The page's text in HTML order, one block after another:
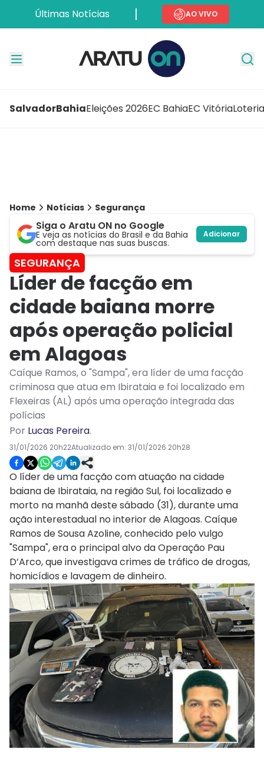
Últimas Notícias AO VIVO
SalvadorBahiaEleições 2026EC BahiaEC Vitória
Home Notícias Segurança
Siga o Aratu ON no Google
E veja as notícias do Brasil e da Bahia
com destaque nas suas buscas.
Adicionar
SEGURANÇA
Líder de facção em
cidade baiana morre
após operação policial
em Alagoas
Caíque Ramos, o "Sampa", era líder de uma facção
criminosa que atua em Ibirataia e foi localizado em
Flexeiras (AL) após uma operação integrada das
polícias
Por Lucas Pereira.
31/01/2026 20h22Atualizado em: 31/01/2026 20h28
O líder de uma facção com atuação na cidade
baiana de Ibirataia, na região Sul, foi localizado e
morto na manhã deste sábado (31), durante uma
ação interestadual no interior de Alagoas. Caíque
Ramos de Sousa Azoline, conhecido pelo vulgo
"Sampa", era o principal alvo da Operação Pau
D’Arco, que investigava crimes de tráfico de drogas,
homicídios e lavagem de dinheiro.